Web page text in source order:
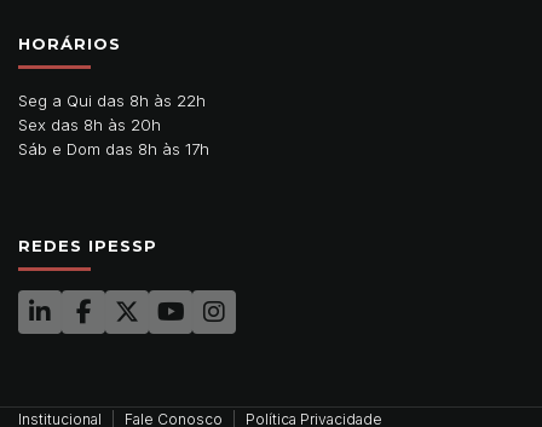
HORÁRIOS
Seg a Qui das 8h às 22h
Sex das 8h às 20h
Sáb e Dom das 8h às 17h
REDES IPESSP
Institucional Fale Conosco
Política Privacidade